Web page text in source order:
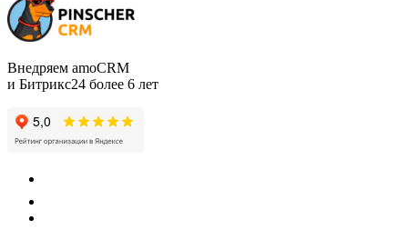
Внедряем amoCRM
и Битрикс24 более 6 лет